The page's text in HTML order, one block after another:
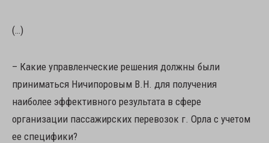
(…)
– Какие управленческие решения должны были
приниматься Ничипоровым В.Н. для получения
наиболее эффективного результата в сфере
организации пассажирских перевозок г. Орла с учетом
ее специфики?